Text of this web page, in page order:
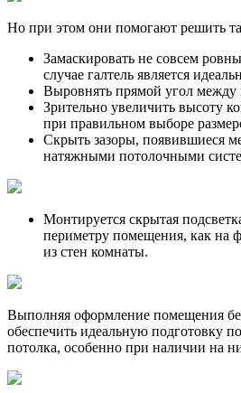
Но при этом они помогают решить
Замаскировать не совсем
случае галтель является
Выровнять прямой угол между
Зрительно увеличить высоту
при правильном выборе
Скрыть зазоры, появившиеся
натяжными потолочными
Монтируется скрытая
периметру помещения, как на
из стен комнаты.
Выполняя оформление помещения
обеспечить идеальную подготовку
потолка, особенно при наличии на